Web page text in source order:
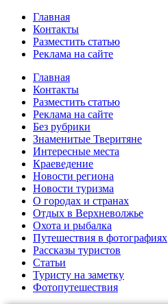
Главная
Контакты
Разместить статью
Реклама на сайте
Главная
Контакты
Разместить статью
Реклама на сайте
Без рубрики
Знаменитые Тверитяне
Интересные места
Краеведение
Новости региона
Новости туризма
О городах и странах
Отдых в Верхневолжье
Охота и рыбалка
Путешествия в фотографиях
Рассказы туристов
Статьи
Туристу на заметку
Фотопутешествия